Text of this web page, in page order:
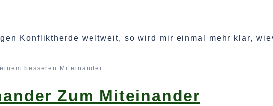
Konfliktherde weltweit, so wird mir einmal mehr klar,
besseren Miteinander
Zum Miteinander